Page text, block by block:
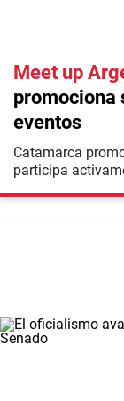
Meet up
promociona
eventos
Catamarca
participa